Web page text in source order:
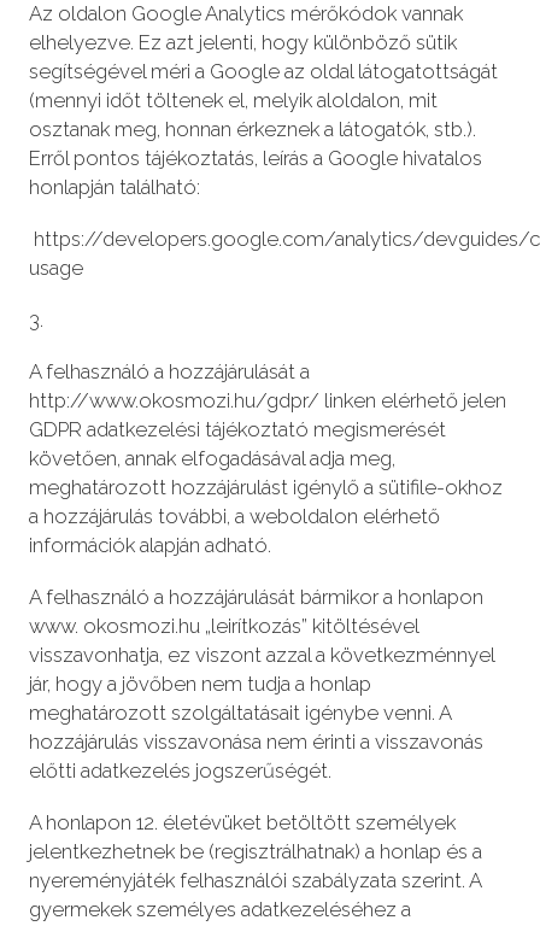
Az oldalon Google Analytics mérőkódok vannak
elhelyezve. Ez azt jelenti, hogy különböző sütik
segítségével méri a Google az oldal látogatottságát
(mennyi időt töltenek el, melyik aloldalon, mit
osztanak meg, honnan érkeznek a látogatók, stb.).
Erről pontos tájékoztatás, leírás a Google hivatalos
honlapján található:
https://developers.google.com/analytics/
usage
3.
A felhasználó a hozzájárulását a
http://www.okosmozi.hu/gdpr/ linken elérhető jelen
GDPR adatkezelési tájékoztató megismerését
követően, annak elfogadásával adja meg,
meghatározott hozzájárulást igénylő a sütifile-okhoz
a hozzájárulás további, a weboldalon elérhető
információk alapján adható.
A felhasználó a hozzájárulását bármikor a honlapon
www. okosmozi.hu „leirítkozás” kitöltésével
visszavonhatja, ez viszont azzal a következménnyel
jár, hogy a jövőben nem tudja a honlap
meghatározott szolgáltatásait igénybe venni. A
hozzájárulás visszavonása nem érinti a visszavonás
előtti adatkezelés jogszerűségét.
A honlapon 12. életévüket betöltött személyek
jelentkezhetnek be (regisztrálhatnak) a honlap és a
nyereményjáték felhasználói szabályzata szerint. A
gyermekek személyes adatkezeléséhez a